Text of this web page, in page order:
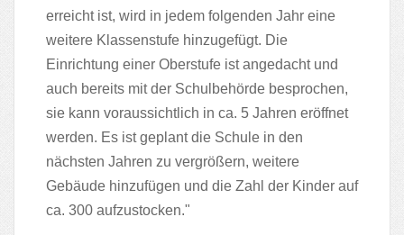
erreicht ist, wird in jedem folgenden Jahr eine
weitere Klassenstufe hinzugefügt. Die
Einrichtung einer Oberstufe ist angedacht und
auch bereits mit der Schulbehörde besprochen,
sie kann voraussichtlich in ca. 5 Jahren eröffnet
werden. Es ist geplant die Schule in den
nächsten Jahren zu vergrößern, weitere
Gebäude hinzufügen und die Zahl der Kinder auf
ca. 300 aufzustocken."